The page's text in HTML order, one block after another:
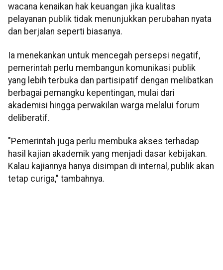
wacana kenaikan hak keuangan jika kualitas
pelayanan publik tidak menunjukkan perubahan nyata
dan berjalan seperti biasanya.
Ia menekankan untuk mencegah persepsi negatif,
pemerintah perlu membangun komunikasi publik
yang lebih terbuka dan partisipatif dengan melibatkan
berbagai pemangku kepentingan, mulai dari
akademisi hingga perwakilan warga melalui forum
deliberatif.
"Pemerintah juga perlu membuka akses terhadap
hasil kajian akademik yang menjadi dasar kebijakan.
Kalau kajiannya hanya disimpan di internal, publik akan
tetap curiga," tambahnya.